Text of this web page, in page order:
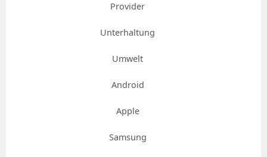
Provider
Unterhaltung
Umwelt
Android
Apple
Samsung